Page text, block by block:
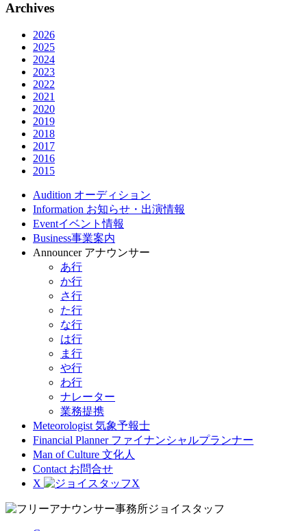
Archives
2026
2025
2024
2023
2022
2021
2020
2019
2018
2017
2016
2015
Audition オーディション
Information お知らせ・出演情報
Eventイベント情報
Business事業案内
Announcer アナウンサー
あ行
か行
さ行
た行
な行
は行
ま行
や行
わ行
ナレーター
業務提携
Meteorologist 気象予報士
Financial Planner ファイナンシャルプランナー
Man of Culture 文化人
Contact お問合せ
X